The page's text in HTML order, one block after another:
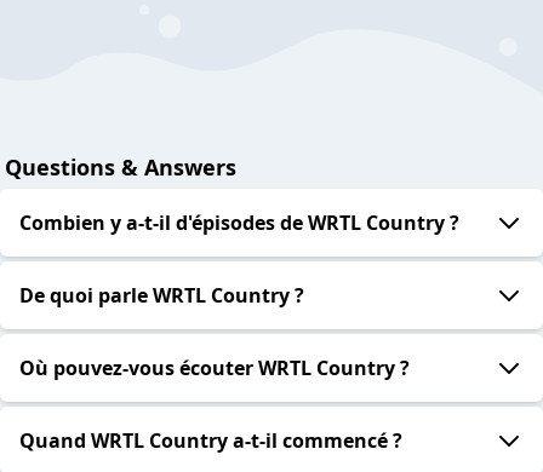
Questions & Answers
Combien y a-t-il d'épisodes de WRTL Country ?
De quoi parle WRTL Country ?
Où pouvez-vous écouter WRTL Country ?
Quand WRTL Country a-t-il commencé ?